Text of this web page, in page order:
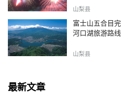
山梨县
富士山五合目
河口湖旅游路线
山梨县
最新文章